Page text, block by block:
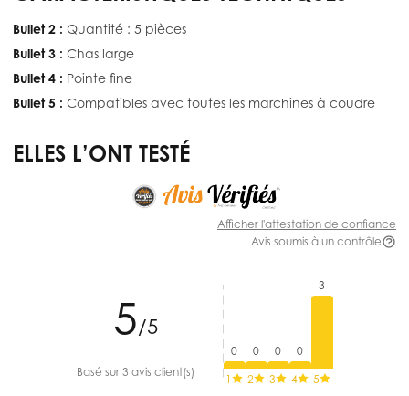
Bullet 2 : Quantité : 5 pièces
Bullet 3 : Chas large
Bullet 4 : Pointe fine
Bullet 5 : Compatibles avec toutes les marchines à coudre
ELLES L’ONT TESTÉ
Afficher l'attestation de confiance
Avis soumis à un contrôle
5/5
Basé sur 3 avis client(s)
0
1
0
2
0
3
0
4
3
5